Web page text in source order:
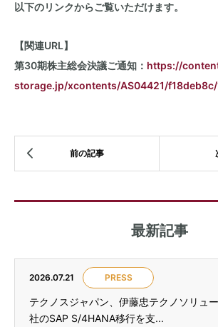
以下のリンクからご覧いただけます。
【関連URL】
第30期株主総会決議ご通知： https://
storage.jp/xcontents/AS04421/
最新記事
2026.07.21 PRESS
テクノスジャパン、伊藤忠テクノソリュ
社のSAP S/4HANA移行を支...